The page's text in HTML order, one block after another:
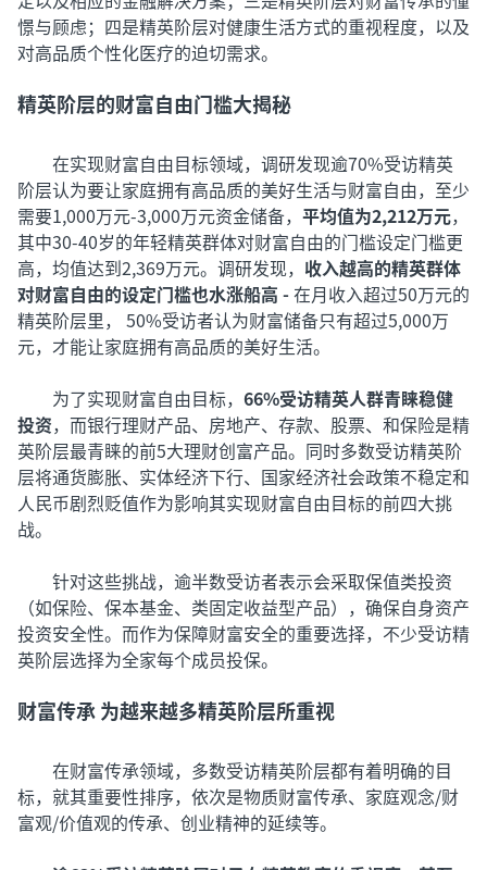
憬与顾虑；四是精英阶层对健康生活方式的重视程度，以及
对高品质个性化医疗的迫切需求。
精英阶层的财富自由门槛大揭秘
在实现财富自由目标领域，调研发现逾70%受访精英
阶层认为要让家庭拥有高品质的美好生活与财富自由，至少
需要1,000万元-3,000万元资金储备， 平均值为2,212万元，
其中30-40岁的年轻精英群体对财富自由的门槛设定门槛更
高，均值达到2,369万元。调研发现， 收入越高的精英群体
对财富自由的设定门槛也水涨船高 -在月收入超过50万元的
精英阶层里， 50%受访者认为财富储备只有超过5,000万
元，才能让家庭拥有高品质的美好生活。
为了实现财富自由目标， 66%受访精英人群青睐稳健
投资，而银行理财产品、房地产、存款、股票、和保险是精
英阶层最青睐的前5大理财创富产品。同时多数受访精英阶
层将通货膨胀、实体经济下行、国家经济社会政策不稳定和
人民币剧烈贬值作为影响其实现财富自由目标的前四大挑
战。
针对这些挑战，逾半数受访者表示会采取保值类投资
（如保险、保本基金、类固定收益型产品），确保自身资产
投资安全性。而作为保障财富安全的重要选择，不少受访精
英阶层选择为全家每个成员投保。
财富传承 为越来越多精英阶层所重视
在财富传承领域，多数受访精英阶层都有着明确的目
标，就其重要性排序，依次是物质财富传承、家庭观念/财
富观/价值观的传承、创业精神的延续等。